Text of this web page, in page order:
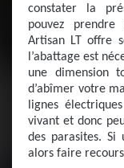
constater la
pouvez
Artisan LT offre
l’abattage est
une dimension
d’abîmer votre
lignes
vivant et donc
des parasites.
alors faire